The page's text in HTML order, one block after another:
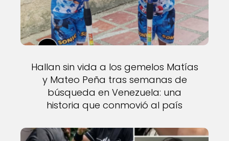
Hallan sin vida a los gemelos Matías
y Mateo Peña tras semanas de
búsqueda en Venezuela: una
historia que conmovió al país